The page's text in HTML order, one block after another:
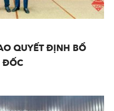
QUYẾT ĐỊNH BỔ
ĐỐC